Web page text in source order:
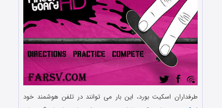
طرفداران اسکیت بورد، این بار می توانند در تلفن هوشمند خود